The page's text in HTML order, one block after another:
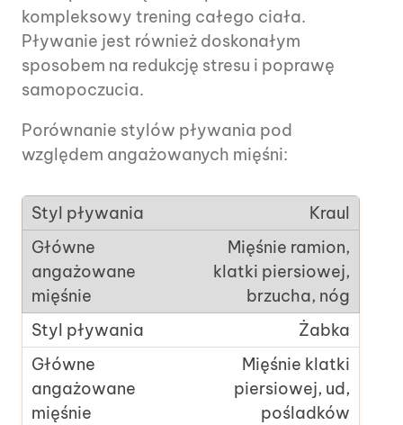
kompleksowy trening całego ciała.
Pływanie jest również doskonałym
sposobem na redukcję stresu i poprawę
samopoczucia.
Porównanie stylów pływania pod
względem angażowanych mięśni:
Kraul
Mięśnie ramion,
klatki piersiowej,
brzucha, nóg
Żabka
Mięśnie klatki
piersiowej, ud,
pośladków